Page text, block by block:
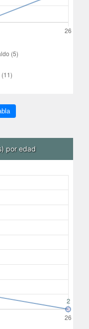
por edad